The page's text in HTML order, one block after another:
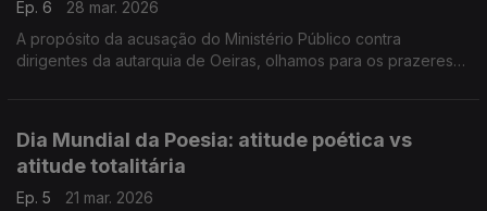
Ep. 6
28 mar. 2026
A propósito da acusação do Ministério Público contra
dirigentes da autarquia de Oeiras, olhamos para os prazeres
Dia Mundial da Poesia: atitude poética vs
atitude totalitária
Ep. 5
21 mar. 2026